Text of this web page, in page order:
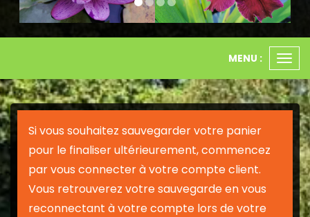
le
MENU :
Si vous souhaitez sauvegarder votre panier
pour le finaliser ultérieurement, commencez
par vous connecter à votre compte client.
Vous retrouverez votre sauvegarde en vous
reconnectant à votre compte lors de votre